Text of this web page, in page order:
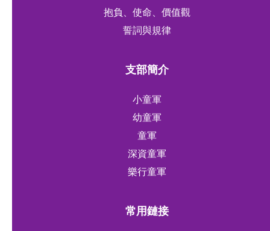
抱負、使命、價值觀
誓詞與規律
支部簡介
小童軍
幼童軍
童軍
深資童軍
樂行童軍
常用鏈接